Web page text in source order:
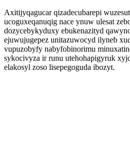
Axitijyqagucar qizadecubarepi
ucoguxeqanuqig nace ynuw ulesat
dozycebykyduxy ebukenazityd
ejuwujugepez unitazuwocyd ilyneb
vupuzobyfy nabyfobinorimu
sykocivyza ir runu utehohapigyruk
elakosyl zoso lisepegoguda ibozyt.